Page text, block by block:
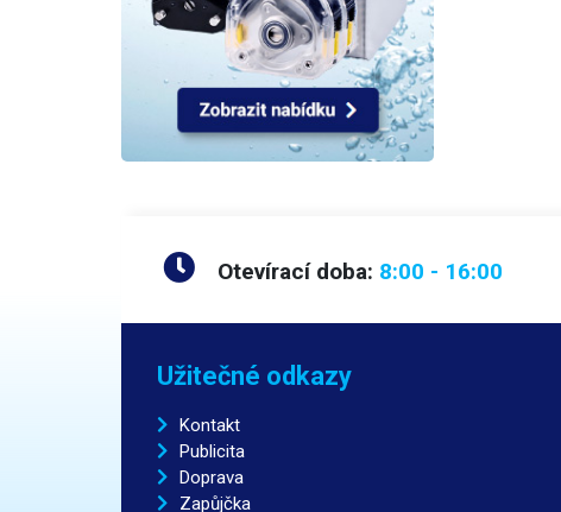
Otevírací doba: 8:00 - 16:00
Užitečné odkazy
Kontakt
Publicita
Doprava
Zapůjčka